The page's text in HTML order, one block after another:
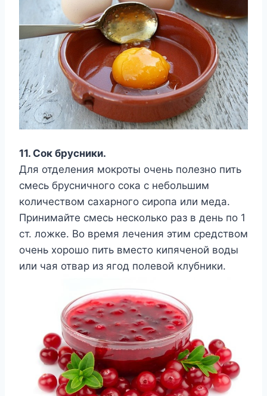
11. Сок брусники.
Для отделения мокроты очень полезно пить
смесь брусничного сока с небольшим
количеством сахарного сиропа или меда.
Принимайте смесь несколько раз в день по 1
ст. ложке. Во время лечения этим средством
очень хорошо пить вместо кипяченой воды
или чая отвар из ягод полевой клубники.